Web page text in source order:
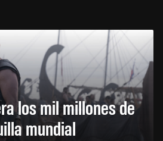
los mil millones de
mundial